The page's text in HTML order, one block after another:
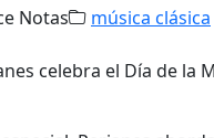
Notas música clásica